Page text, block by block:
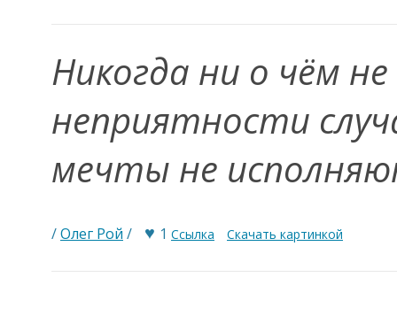
Никогда ни о чём
неприятности
мечты не
/Олег Рой / ♥ 1 Ссылка Скачать картинкой